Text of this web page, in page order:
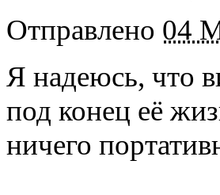
Отправлено 04
Я надеюсь, что
под конец её
ничего